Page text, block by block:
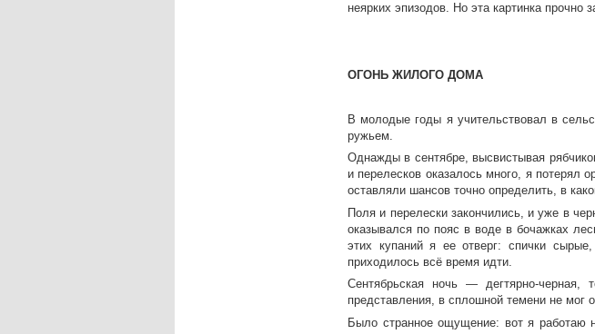
неярких эпизодов. Но эта картинка прочно
ОГОНЬ ЖИЛОГО ДОМА
В молодые годы я учительствовал в
ружьем.
Однажды в сентябре, высвистывая
и перелесков оказалось много, я потерял
оставляли шансов точно определить, в
Поля и перелески закончились, и уже в
оказывался по пояс в воде в бочажках
этих купаний я ее отверг: спички
приходилось всё время идти.
Сентябрьская ночь — дегтярно-
представления, в сплошной темени не мог
Было странное ощущение: вот я работаю